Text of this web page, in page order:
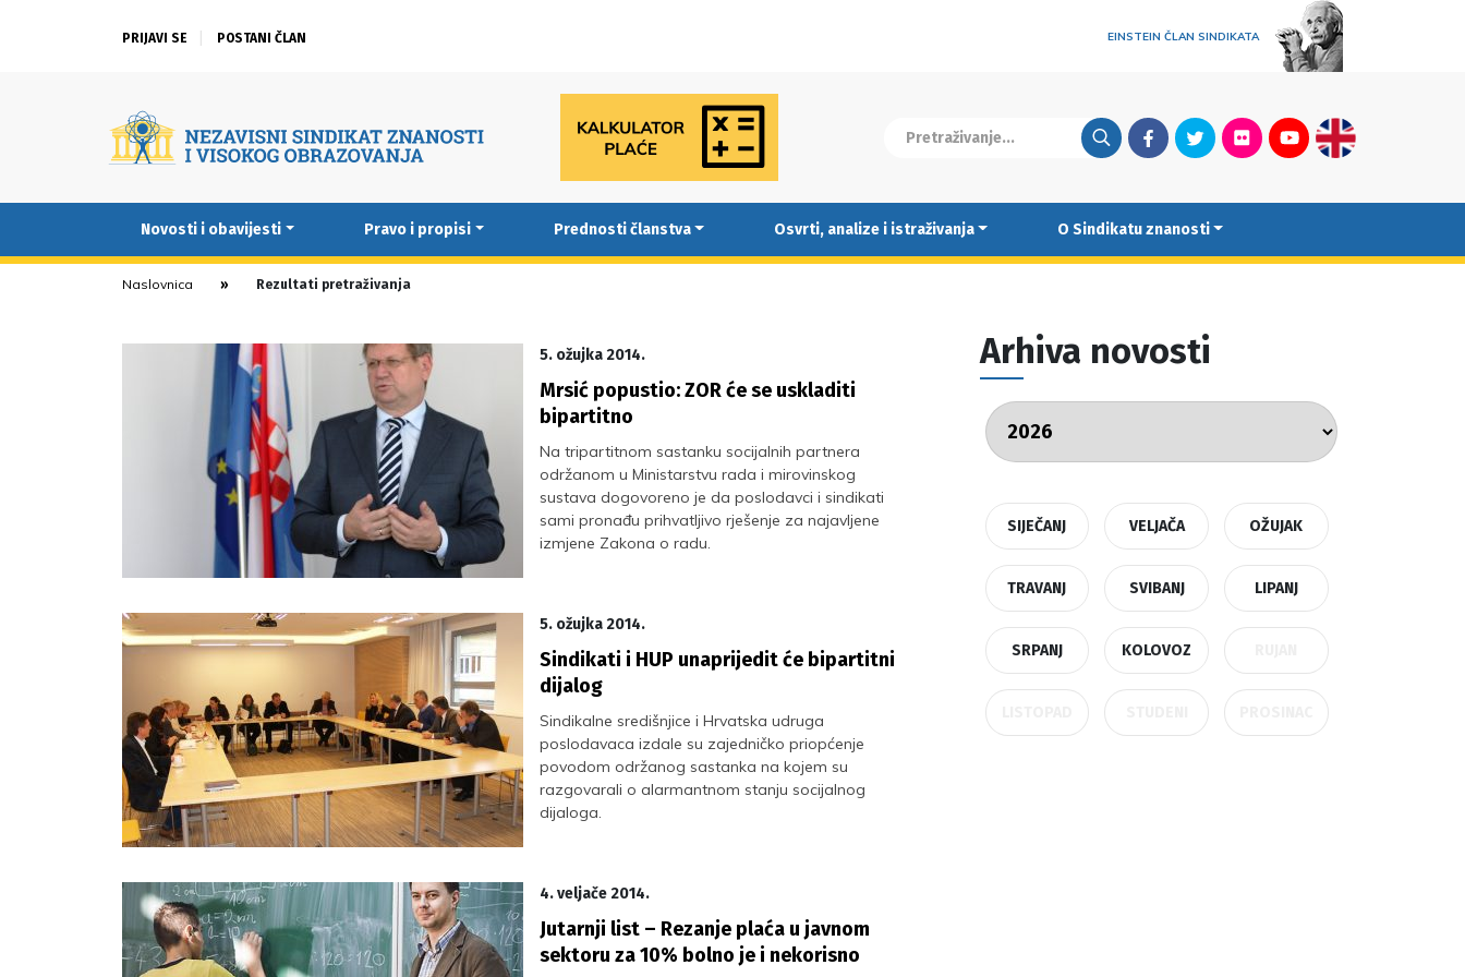
PRIJAVI SE POSTANI ČLAN EINSTEIN ČLAN SINDIKATA
FacebookTwitterFlickrYoutubeEnglish
Novosti i obavijesti Pravo i propisi Prednosti članstva Osvrti, analize i istraživanja O Sindikatu znanosti
Naslovnica Rezultati pretraživanja
5. ožujka 2014.
Mrsić popustio: ZOR će se uskladiti
bipartitno
Na tripartitnom sastanku socijalnih partnera
održanom u Ministarstvu rada i mirovinskog
sustava dogovoreno je da poslodavci i sindikati
sami pronađu prihvatljivo rješenje za najavljene
izmjene Zakona o radu.
5. ožujka 2014.
Sindikati i HUP unaprijedit će bipartitni
dijalog
Sindikalne središnjice i Hrvatska udruga
poslodavaca izdale su zajedničko priopćenje
povodom održanog sastanka na kojem su
razgovarali o alarmantnom stanju socijalnog
dijaloga.
4. veljače 2014.
Jutarnji list – Rezanje plaća u javnom
sektoru za 10% bolno je i nekorisno
Arhiva novosti
SIJEČANJ VELJAČA OŽUJAK
TRAVANJ SVIBANJ LIPANJ
SRPANJ KOLOVOZ